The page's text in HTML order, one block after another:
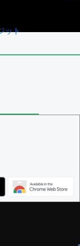
ット